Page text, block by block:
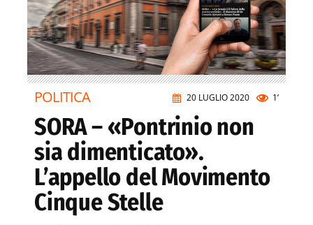
20 LUGLIO 2020 1’
POLITICA
SORA – «Pontrinio non
sia dimenticato».
L’appello del Movimento
Cinque Stelle